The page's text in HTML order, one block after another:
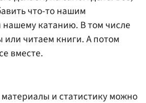
что-то нашим
катанию. В том числе
читаем книги. А потом
вместе.
и статистику можно